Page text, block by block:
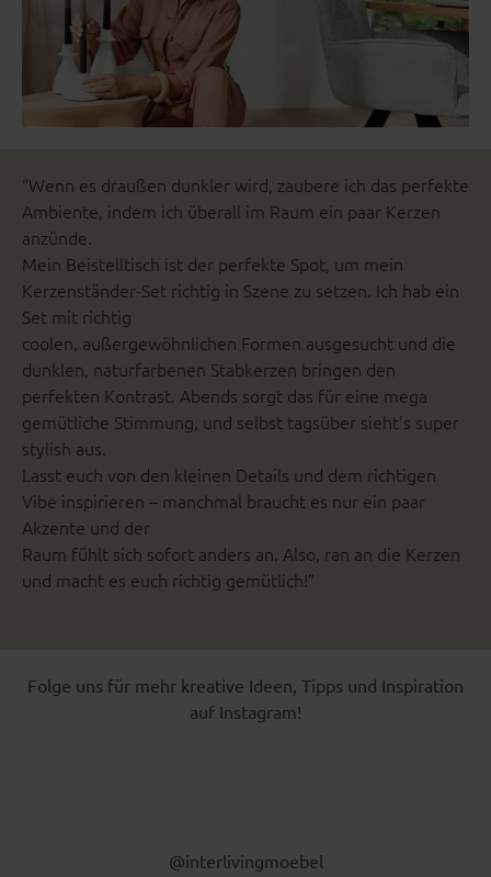
“Wenn es draußen dunkler wird, zaubere ich das perfekte
Ambiente, indem ich überall im Raum ein paar Kerzen
anzünde.
Mein Beistelltisch ist der perfekte Spot, um mein
Kerzenständer-Set richtig in Szene zu setzen. Ich hab ein
Set mit richtig
coolen, außergewöhnlichen Formen ausgesucht und die
dunklen, naturfarbenen Stabkerzen bringen den
perfekten Kontrast. Abends sorgt das für eine mega
gemütliche Stimmung, und selbst tagsüber sieht’s super
stylish aus.
Lasst euch von den kleinen Details und dem richtigen
Vibe inspirieren – manchmal braucht es nur ein paar
Akzente und der
Raum fühlt sich sofort anders an. Also, ran an die Kerzen
und macht es euch richtig gemütlich!”
Folge uns für mehr kreative Ideen, Tipps und Inspiration
auf Instagram!
@interlivingmoebel